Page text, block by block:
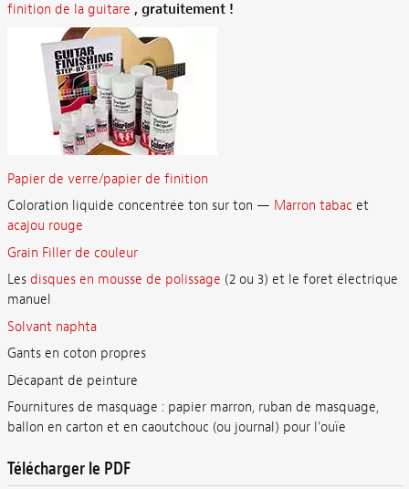
finition de la guitare , gratuitement !
Papier de verre/papier de finition
Coloration liquide concentrée ton sur ton — Marron tabac et
acajou rouge
Grain Filler de couleur
Les disques en mousse de polissage (2 ou 3) et le foret électrique
manuel
Solvant naphta
Gants en coton propres
Décapant de peinture
Fournitures de masquage : papier marron, ruban de masquage,
ballon en carton et en caoutchouc (ou journal) pour l'ouïe
Télécharger le PDF